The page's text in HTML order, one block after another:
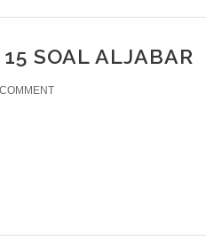
SOAL ALJABAR